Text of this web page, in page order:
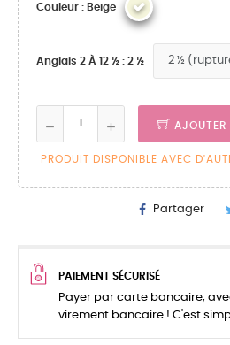
Couleur : Beige
Anglais 2 À 12 ½ : 2 ½
AJOUTER
PRODUIT DISPONIBLE AVEC
Partager
PAIEMENT SÉCURISÉ
Payer par carte bancaire,
virement bancaire ! C'est